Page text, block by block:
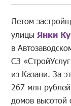
Летом
улицы Янки
в
СЗ
из Казани. За
267 млн
домов высотой